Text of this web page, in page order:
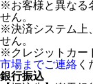
※お客様と異なる
せん。
※決済システム上
せん。
※クレジットカー
市場までご連絡 く
銀行振込